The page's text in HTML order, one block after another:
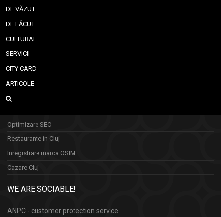
DE VĂZUT
DE FĂCUT
CULTURAL
SERVICII
CITY CARD
ARTICOLE
Optimizare SEO
Restaurante in Cluj
Inregistrare marca OSIM
Cazare Cluj
WE ARE SOCIABLE!
ANPC - customer protection service